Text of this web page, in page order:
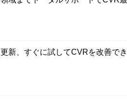
新、すぐに試してCVRを改善でき